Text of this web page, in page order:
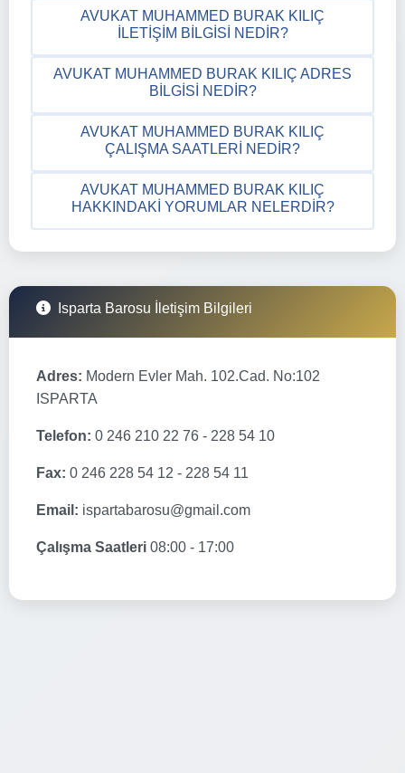
AVUKAT MUHAMMED BURAK KILIÇ
İLETIŞIM BILGISI NEDIR?
AVUKAT MUHAMMED BURAK KILIÇ ADRES
BILGISI NEDIR?
AVUKAT MUHAMMED BURAK KILIÇ
ÇALIŞMA SAATLERI NEDIR?
AVUKAT MUHAMMED BURAK KILIÇ
HAKKINDAKI YORUMLAR NELERDIR?
Isparta Barosu İletişim Bilgileri
Adres: Modern Evler Mah. 102.Cad. No:102
ISPARTA
Telefon: 0 246 210 22 76 - 228 54 10
Fax: 0 246 228 54 12 - 228 54 11
Email: ispartabarosu@gmail.com
Çalışma Saatleri 08:00 - 17:00